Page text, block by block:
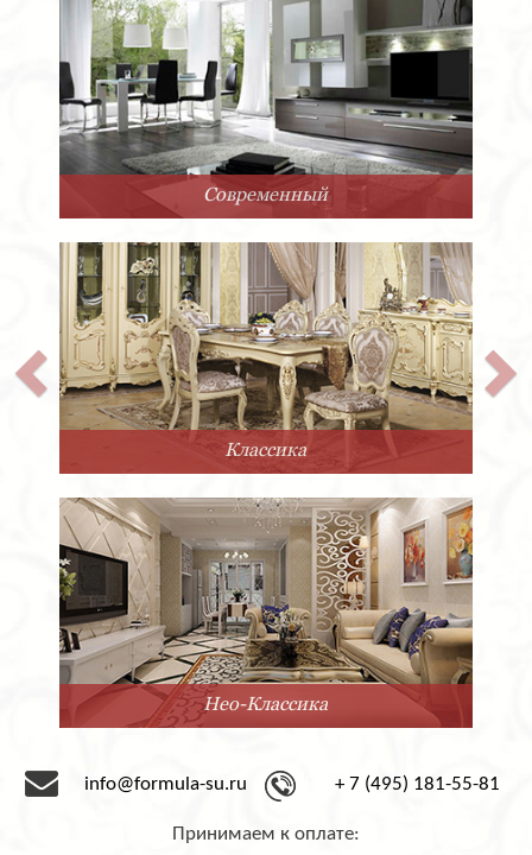
Современный
Классика
Нео-Классика
info@formula-su.ru + 7 (495) 181-55-81
Принимаем к оплате: